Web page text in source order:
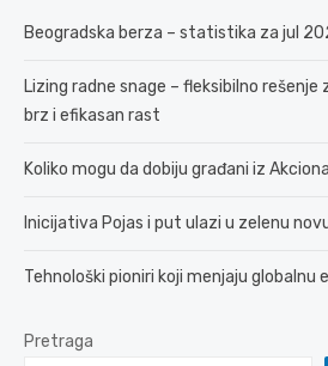
Beogradska berza – statistika za jul
Lizing radne snage – fleksibilno rešenje
brz i efikasan rast
Koliko mogu da dobiju građani iz
Inicijativa Pojas i put ulazi u zelenu
Tehnološki pioniri koji menjaju globalnu
Pretraga